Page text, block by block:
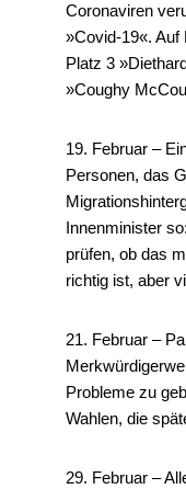
Coronaviren
»Covid-19«. Auf
Platz 3
»Coughy
19. Februar –
Personen, das
Innenminister
prüfen, ob das
richtig ist, aber
21. Februar –
Probleme zu
Wahlen, die
29. Februar –